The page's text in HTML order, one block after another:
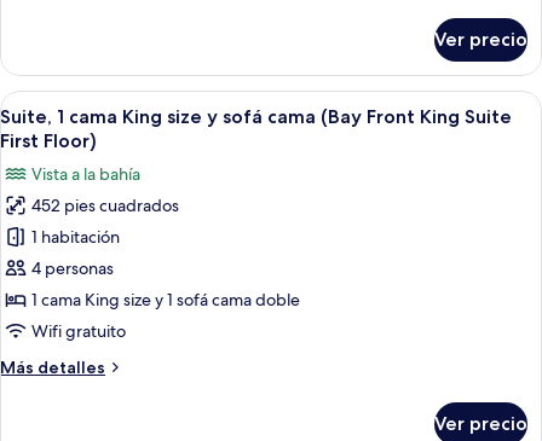
Second
Floor)
1
cama
King
size
Front,
Second
Floor)
Ver precio
Abrir
todas
fotos
de
Suite,
1
cama
King
y
Habitación con un gran ventanal
7
Suite, 1 cama King size y sofá cama (Bay Front King Suite
First Floor)
Vista a la bahía
452 pies cuadrados
1 habitación
4 personas
1 cama King size y 1 sofá cama doble
Wifi gratuito
Más detalles
Más
Ver precio